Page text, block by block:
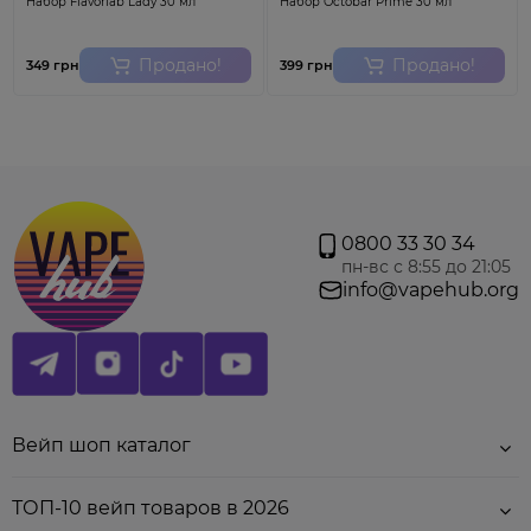
Основные характеристики
Объем 3 мл
Сопротивление
Тип спирали
Крепление картриджа
349 грн Продано! 399 грн Продано!
0800 33 30 34
пн-вс с 8:55 до 21:05
info@vapehub.org
Вейп шоп каталог
ТОП-10 вейп товаров в 2026